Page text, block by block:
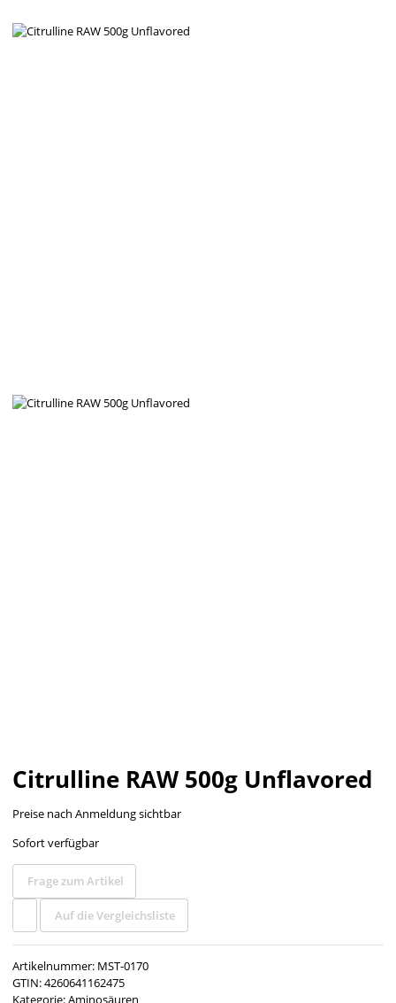
Citrulline RAW 500g Unflavored
Preise nach Anmeldung sichtbar
Sofort verfügbar
Frage zum Artikel
Auf die Vergleichsliste
Artikelnummer: MST-0170
GTIN:4260641162475
Kategorie:Aminosäuren